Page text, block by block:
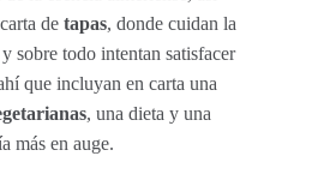
de tapas, donde cuidan la
sobre todo intentan satisfacer
que incluyan en carta una
, una dieta y una
más en auge.